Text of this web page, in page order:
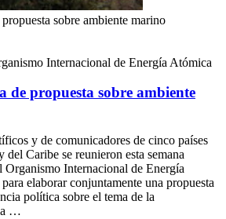
sobre ambiente marino
Internacional de Energía Atómica
de propuesta sobre ambiente
y de comunicadores de cinco países
del Caribe se reunieron esta semana
Organismo Internacional de Energía
elaborar conjuntamente una propuesta
política sobre el tema de la
…